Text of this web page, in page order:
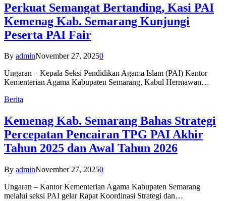
Perkuat Semangat Bertanding, Kasi PAI
Kemenag Kab. Semarang Kunjungi
Peserta PAI Fair
By adminNovember 27, 20250
Ungaran – Kepala Seksi Pendidikan Agama Islam (PAI) Kantor
Kementerian Agama Kabupaten Semarang, Kabul Hermawan…
Berita
Kemenag Kab. Semarang Bahas Strategi
Percepatan Pencairan TPG PAI Akhir
Tahun 2025 dan Awal Tahun 2026
By adminNovember 27, 20250
Ungaran – Kantor Kementerian Agama Kabupaten Semarang
melalui seksi PAI gelar Rapat Koordinasi Strategi dan…